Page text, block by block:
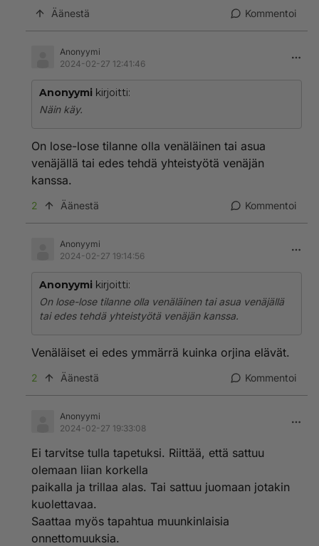
Äänestä Kommentoi
Anonyymi
2024-02-27 12:41:46
Anonyymi kirjoitti:
Näin käy.
On lose-lose tilanne olla venäläinen tai asua
venäjällä tai edes tehdä yhteistyötä venäjän
kanssa.
2 Äänestä Kommentoi
Anonyymi
2024-02-27 19:14:56
Anonyymi kirjoitti:
On lose-lose tilanne olla venäläinen tai asua venäjällä
tai edes tehdä yhteistyötä venäjän kanssa.
Venäläiset ei edes ymmärrä kuinka orjina elävät.
2 Äänestä Kommentoi
Anonyymi
2024-02-27 19:33:08
Ei tarvitse tulla tapetuksi. Riittää, että sattuu
olemaan liian korkella
paikalla ja trillaa alas. Tai sattuu juomaan jotakin
kuolettavaa.
Saattaa myös tapahtua muunkinlaisia
onnettomuuksia.